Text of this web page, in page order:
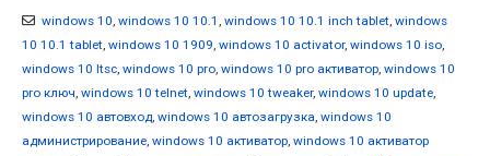
windows 10, windows 10 10.1 , windows 10 10.1 inch tablet, windows
10 10.1 tablet, windows 10 1909, windows 10 activator, windows 10 iso,
windows 10 ltsc, windows 10 pro, windows 10 pro активатор, windows 10
pro ключ, windows 10 telnet, windows 10 tweaker, windows 10 update,
windows 10 автовход, windows 10 автозагрузка, windows 10
администрирование, windows 10 активатор, windows 10 активатор